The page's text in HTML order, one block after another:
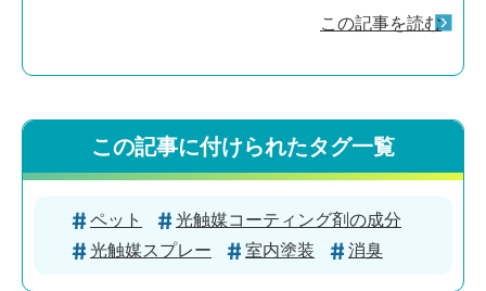
この記事を読む
この記事に付けられたタグ一覧
ペット
光触媒コーティング剤の成分
光触媒スプレー
室内塗装 消臭